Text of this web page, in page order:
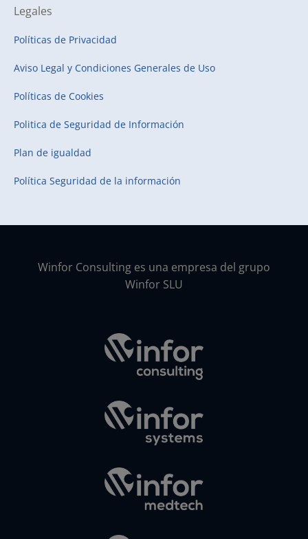
Legales
Políticas de Privacidad
Aviso Legal y Condiciones Generales de Uso
Políticas de Cookies
Politica de Seguridad de Información
Plan de igualdad
Política Seguridad de la información
Winfor Consulting es una empresa del grupo
Winfor SLU